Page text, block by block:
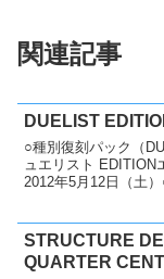
関連記事
DUELIST
○種別復刻パック（
ュエリスト EDITION
2012年5月12日（土
STRUCTURE
QUARTER